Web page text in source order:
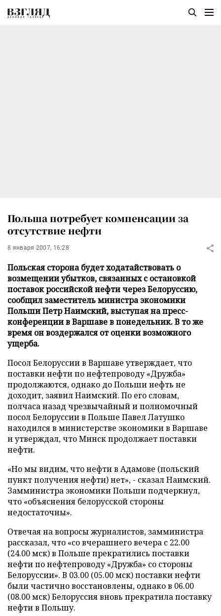
Польша потребует компенсации за
отсутствие нефти
8 января 2007, 16:28
Польская сторона будет ходатайствовать о
возмещении убытков, связанных с остановкой
поставок российской нефти через Белоруссию,
сообщил заместитель министра экономики
Польши Петр Наимский, выступая на пресс-
конференции в Варшаве в понедельник. В то же
время он воздержался от оценки возможного
ущерба.
Посол Белоруссии в Варшаве утверждает, что
поставки нефти по нефтепроводу «Дружба»
продолжаются, однако до Польши нефть не
доходит, заявил Наимский. По его словам,
полчаса назад чрезвычайный и полномочный
посол Белоруссии в Польше Павел Латушко
находился в министерстве экономики в Варшаве
и утверждал, что Минск продолжает поставки
нефти.
«Но мы видим, что нефти в Адамове (польский
пункт получения нефти) нет», - сказал Наимский.
Замминистра экономики Польши подчеркнул,
что «объяснения белорусской стороны
недостаточны».
Отвечая на вопросы журналистов, замминистра
рассказал, что «со вчерашнего вечера с 22.00
(24.00 мск) в Польше прекратились поставки
нефти по нефтепроводу «Дружба» со стороны
Белоруссии». В 03.00 (05.00 мск) поставки нефти
были частично восстановлены, однако в 06.00
(08.00 мск) Белоруссия вновь прекратила поставку
нефти в Польшу.